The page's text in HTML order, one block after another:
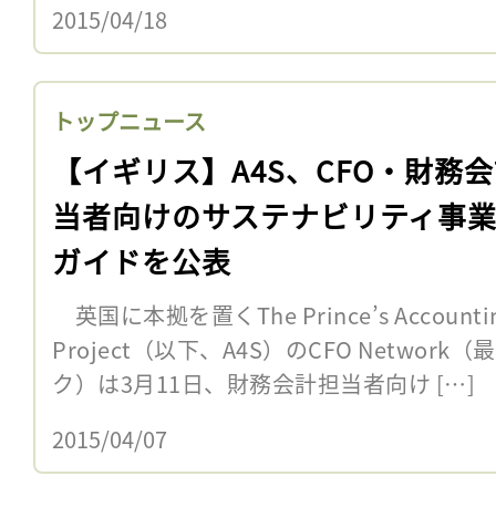
2015/04/18
トップニュース
【イギリス】A4S、CFO・財務
当者向けのサステナビリティ事
ガイドを公表
英国に本拠を置くThe Prince’s
Project（以下、A4S）のCFO Network（
ク）は3月11日、財務会計担当者向け […]
2015/04/07